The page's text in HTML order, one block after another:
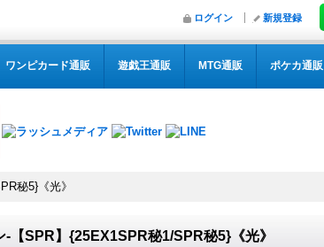
ログイン 新規登録
ワンピカード通販 遊戯王通販 MTG通販 ポケカ通販
秘5}《光》
【SPR】{25EX1SPR秘1/SPR秘5}《光》